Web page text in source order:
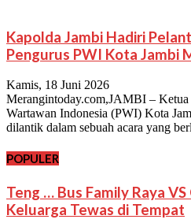
Kapolda Jambi Hadiri
Pengurus PWI Kota Jambi
Kamis, 18 Juni 2026
Merangintoday.com,JAMBI – Ketua
Wartawan Indonesia (PWI) Kota
dilantik dalam sebuah acara yang
POPULER
Teng … Bus Family Raya
Keluarga Tewas di Tempat